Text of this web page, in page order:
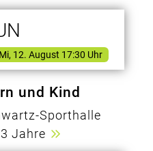
12. August 17:30 Uhr
und Kind
Sporthalle
Jahre